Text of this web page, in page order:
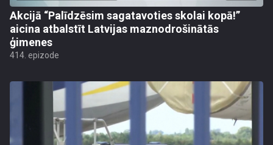
Akcijā “Palīdzēsim sagatavoties skolai kopā!”
aicina atbalstīt Latvijas maznodrošinātās
ģimenes
414. epizode